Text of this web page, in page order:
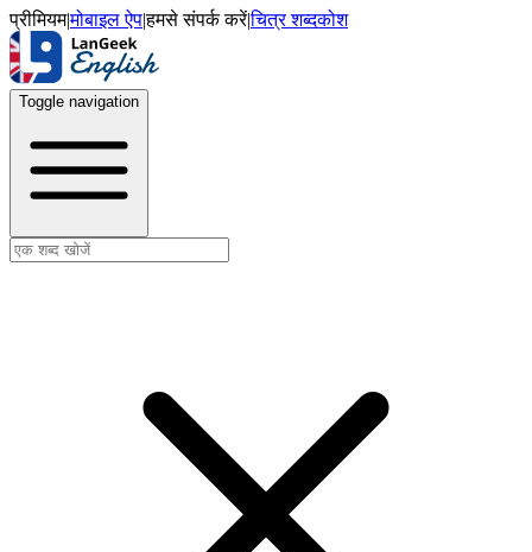
प्रीमियम|मोबाइल ऐप|हमसे संपर्क करें|चित्र शब्दकोश
Toggle navigation